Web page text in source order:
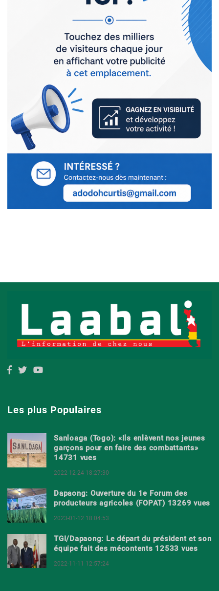
Les plus Populaires
Sanloaga (Togo): «Ils enlèvent nos jeunes
garçons pour en faire des combattants»
14731 vues
2022-12-24 18:27:30
Dapaong: Ouverture du 1e Forum des
producteurs agricoles (FOPAT) 13269 vues
2023-01-12 18:04:53
TGI/Dapaong: Le départ du président et son
équipe fait des mécontents 12533 vues
2022-11-11 12:57:24